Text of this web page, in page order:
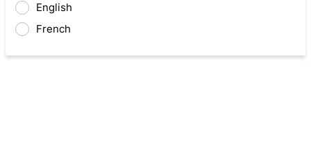
English
French